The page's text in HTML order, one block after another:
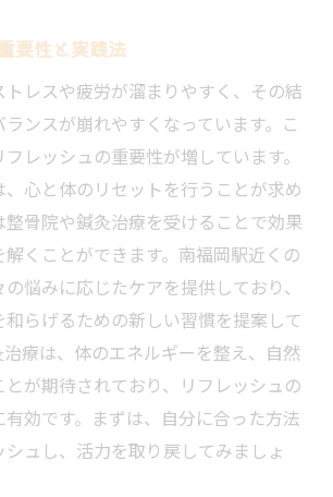
要性と実践法
レスや疲労が溜まりやすく、その結
ンスが崩れやすくなっています。こ
レッシュの重要性が増しています。
、心と体のリセットを行うことが求め
整骨院や鍼灸治療を受けることで効果
くことができます。南福岡駅近くの
悩みに応じたケアを提供しており、
らげるための新しい習慣を提案して
療は、体のエネルギーを整え、自然
が期待されており、リフレッシュの
効です。まずは、自分に合った方法
ュし、活力を取り戻してみましょ